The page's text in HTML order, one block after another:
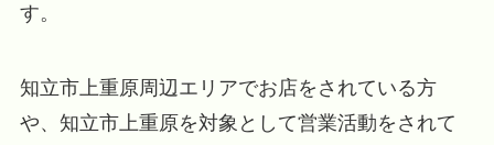
す。
知立市上重原周辺エリアでお店をされている方
や、知立市上重原を対象として営業活動をされて